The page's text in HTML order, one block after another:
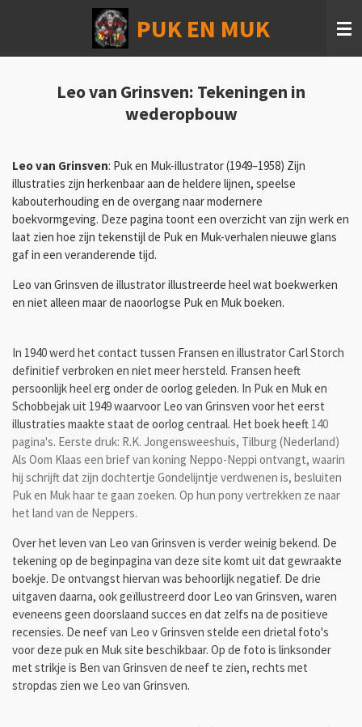
hoofdinhoud
PUK EN MUK
Leo van Grinsven: Tekeningen in
wederopbouw
Leo van Grinsven: Puk en Muk-illustrator (1949–1958) Zijn
illustraties zijn herkenbaar aan de heldere lijnen, speelse
kabouterhouding en de overgang naar modernere
boekvormgeving. Deze pagina toont een overzicht van zijn werk en
laat zien hoe zijn tekenstijl de Puk en Muk-verhalen nieuwe glans
gaf in een veranderende tijd.
Leo van Grinsven de illustrator illustreerde heel wat boekwerken
en niet alleen maar de naoorlogse Puk en Muk boeken.
In 1940 werd het contact tussen Fransen en illustrator Carl Storch
definitief verbroken en niet meer hersteld. Fransen heeft
persoonlijk heel erg onder de oorlog geleden. In Puk en Muk en
Schobbejak uit 1949 waarvoor Leo van Grinsven voor het eerst
illustraties maakte staat de oorlog centraal. Het boek heeft 140
pagina's. Eerste druk: R.K. Jongensweeshuis, Tilburg (Nederland)
Als Oom Klaas een brief van koning Neppo-Neppi ontvangt, waarin
hij schrijft dat zijn dochtertje Gondelijntje verdwenen is, besluiten
Puk en Muk haar te gaan zoeken. Op hun pony vertrekken ze naar
het land van de Neppers.
Over het leven van Leo van Grinsven is verder weinig bekend. De
tekening op de beginpagina van deze site komt uit dat gewraakte
boekje. De ontvangst hiervan was behoorlijk negatief. De drie
uitgaven daarna, ook geïllustreerd door Leo van Grinsven, waren
eveneens geen doorslaand succes en dat zelfs na de positieve
recensies. De neef van Leo v Grinsven stelde een drietal foto's
voor deze puk en Muk site beschikbaar. Op de foto is linksonder
met strikje is Ben van Grinsven de neef te zien, rechts met
stropdas zien we Leo van Grinsven.